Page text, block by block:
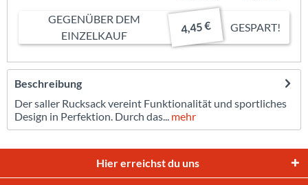
GEGENÜBER DEM
EINZELKAUF
4,45 € GESPART!
Beschreibung
Der saller Rucksack vereint Funktionalität und sportliches
Design in Perfektion. Durch das... mehr
Hier erreichst du uns